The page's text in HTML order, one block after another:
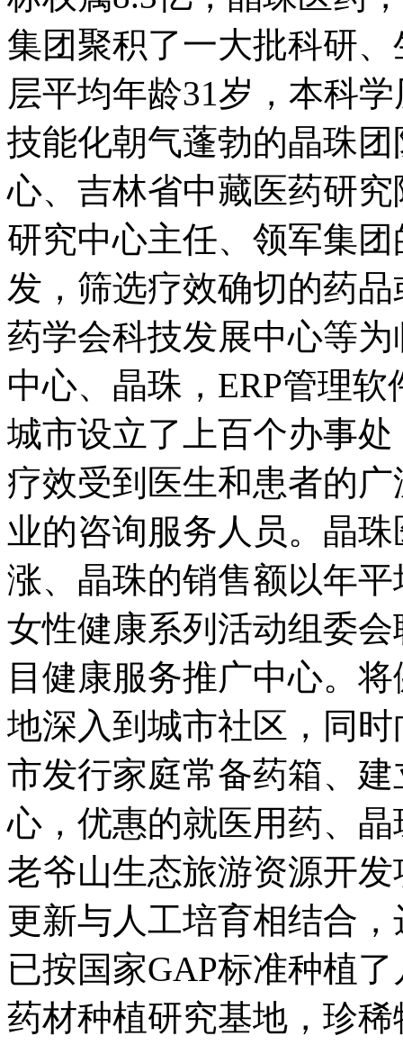
集团聚积了一大批科研
层平均年龄31岁，本科
技能化朝气蓬勃的晶珠
心、吉林省中藏医药研
研究中心主任、领军集
发，筛选疗效确切的药
药学会科技发展中心等
中心、晶珠，ERP管理
城市设立了上百个办事
疗效受到医生和患者的
业的咨询服务人员。晶
涨、晶珠的销售额以年
女性健康系列活动组委
目健康服务推广中心。
地深入到城市社区，同
市发行家庭常备药箱、
心，优惠的就医用药、
老爷山生态旅游资源开
更新与人工培育相结合
已按国家GAP标准种植
药材种植研究基地，珍